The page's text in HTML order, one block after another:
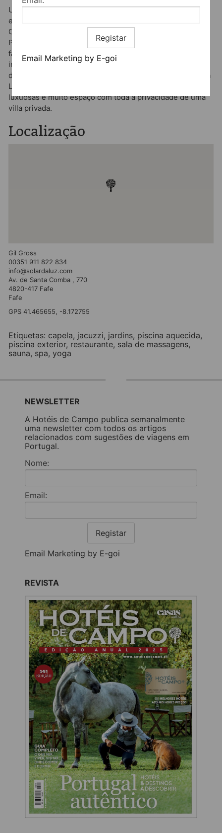
Registar
Email Marketing by E-goi
Uma exclusiva villa de férias cinco estrelas em Portugal,
escondida no Minho, uma região outrora descrita pela
Condé Nast como "o segredo mais bem guardado de
Portugal". Um palácio do século XVII, outrora lar da nobre
família "Fidalgos da Luz". Meticulosamente restaurado, o
interior é uma mistura harmoniosa de caráter histórico,
decoração elegante e comodidades modernas. O Solar da
Luz acomoda um grupo de até 16 hóspedes em 12 suítes
luxuosas e muito espaço com toda a privacidade de uma
villa privada.
Localização
Gil Gross
00351 911 822 834
info@solardaluz.com
Av. de Santa Comba , 770
4820-417 Fafe
Fafe
GPS 41.465655, -8.172755
Etiquetas: capela, jacuzzi, jardins, piscina aquecida,
piscina exterior, restaurante, sala de massagens,
sauna, spa,yoga
NEWSLETTER
A Hotéis de Campo publica semanalmente
uma newsletter com todos os artigos
relacionados com sugestões de viagens em
Portugal.
Nome:
Email:
Registar
Email Marketing by E-goi
REVISTA